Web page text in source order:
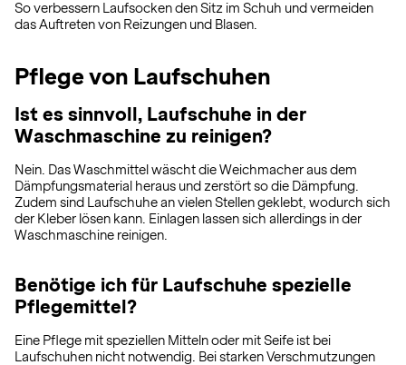
So verbessern Laufsocken den Sitz im Schuh und vermeiden
das Auftreten von Reizungen und Blasen.
Pflege von Laufschuhen
Ist es sinnvoll, Laufschuhe in der
Waschmaschine zu reinigen?
Nein. Das Waschmittel wäscht die Weichmacher aus dem
Dämpfungsmaterial heraus und zerstört so die Dämpfung.
Zudem sind Laufschuhe an vielen Stellen geklebt, wodurch sich
der Kleber lösen kann. Einlagen lassen sich allerdings in der
Waschmaschine reinigen.
Benötige ich für Laufschuhe spezielle
Pflegemittel?
Eine Pflege mit speziellen Mitteln oder mit Seife ist bei
Laufschuhen nicht notwendig. Bei starken Verschmutzungen